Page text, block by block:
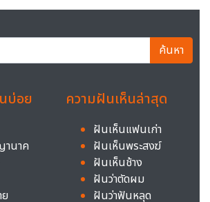
ค้นหา
บ่อย
นาค
ความฝันเห็นล่าสุด
ฝันเห็นแฟนเก่า
ฝันเห็นพระสงฆ์
ฝันเห็นช้าง
ฝันว่าตัดผม
ฝันว่าฟันหลุด